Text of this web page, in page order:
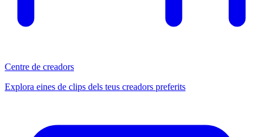
Centre de creadors
Explora eines de clips dels teus creadors preferits